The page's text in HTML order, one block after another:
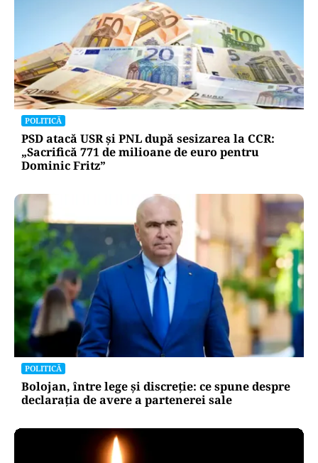
POLITICĂ
PSD atacă USR și PNL după sesizarea la CCR:
„Sacrifică 771 de milioane de euro pentru
Dominic Fritz”
POLITICĂ
Bolojan, între lege și discreție: ce spune despre
declarația de avere a partenerei sale